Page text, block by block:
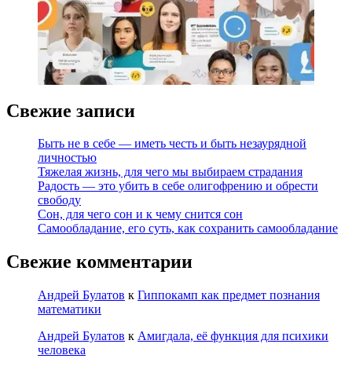
Свежие записи
Быть не в себе — иметь честь и быть незаурядной
личностью
Тяжелая жизнь, для чего мы выбираем страдания
Радость — это убить в себе олигофрению и обрести
свободу
Сон, для чего сон и к чему снится сон
Самообладание, его суть, как сохранить самообладание
Свежие комментарии
Андрей Булатов к Гиппокамп как предмет познания
математики
Андрей Булатов к Амигдала, её функция для психики
человека